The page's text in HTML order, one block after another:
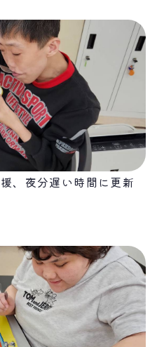
、夜分遅い時間に更新